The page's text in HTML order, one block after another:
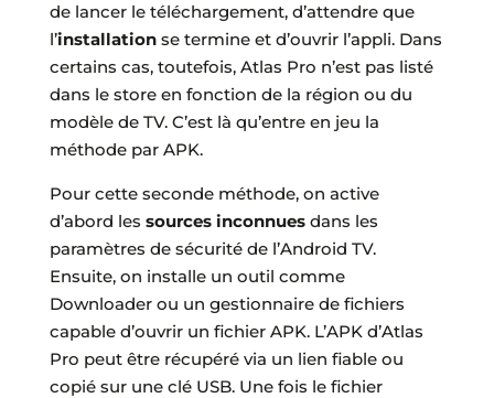
de lancer le téléchargement, d’attendre que
l’installationse termine et d’ouvrir l’appli. Dans
certains cas, toutefois, Atlas Pro n’est pas listé
dans le store en fonction de la région ou du
modèle de TV. C’est là qu’entre en jeu la
méthode par APK.
Pour cette seconde méthode, on active
d’abord les sources inconnuesdans les
paramètres de sécurité de l’Android TV.
Ensuite, on installe un outil comme
Downloader ou un gestionnaire de fichiers
capable d’ouvrir un fichier APK. L’APK d’Atlas
Pro peut être récupéré via un lien fiable ou
copié sur une clé USB. Une fois le fichier